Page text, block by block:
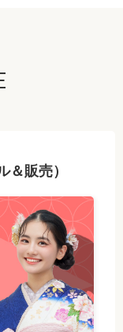
＆販売）